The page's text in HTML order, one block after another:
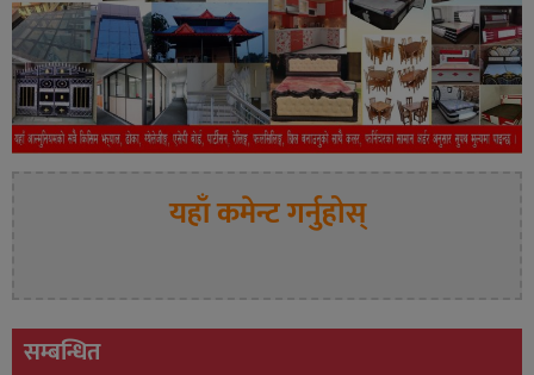
यहाँ कमेन्ट गर्नुहोस्
सम्बन्धित